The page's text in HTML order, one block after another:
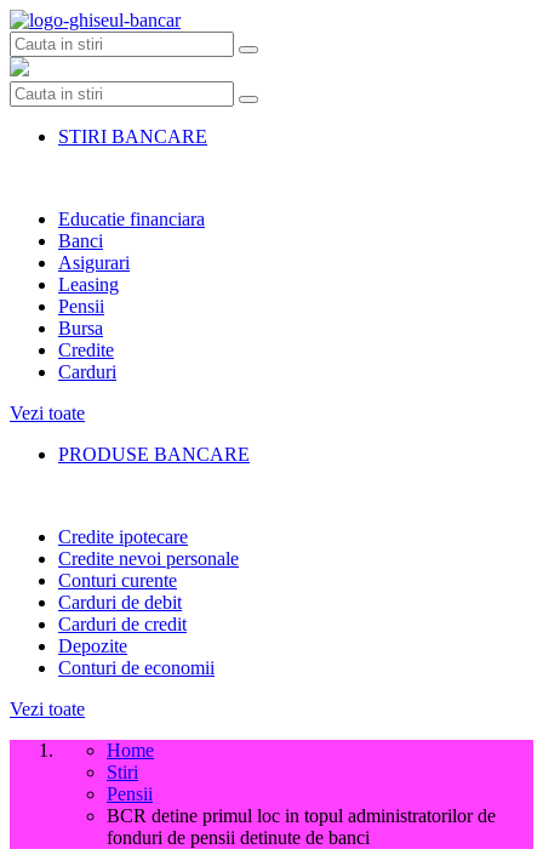
Skip
to
content
STIRI BANCARE
Educatie financiara
Banci
Asigurari
Leasing
Pensii
Bursa
Credite
Carduri
Vezi toate
PRODUSE BANCARE
Credite ipotecare
Credite nevoi personale
Conturi curente
Carduri de debit
Carduri de credit
Depozite
Conturi de economii
Vezi toate
Home
Stiri
Pensii
BCR detine primul loc in topul administratorilor de
fonduri de pensii detinute de banci